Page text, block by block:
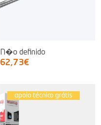
N�o definido
62,73€
apoio técnico grátis